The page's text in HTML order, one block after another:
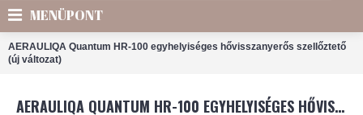
MENÜPONT
AERAULIQA Quantum HR-100 egyhelyiséges hővisszanyerős szellőztető
(új változat)
AERAULIQA QUANTUM HR-100 EGYHELYISÉGES HŐVISSZANYERŐS SZELLŐZTETŐ (ÚJ VÁLTOZAT)